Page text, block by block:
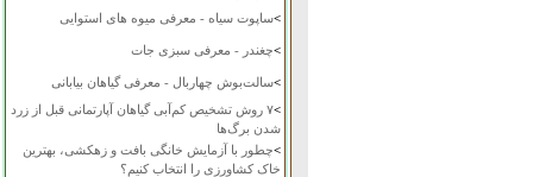
>ساپوت سیاه - معرفی میوه های استوایی
>چغندر - معرفی سبزی جات
>سالت‌بوش چهاربال - معرفی گیاهان بیابانی
>
۷ روش تشخیص کم‌آبی گیاهان آپارتمانی قبل از زرد
شدن برگ‌ها
>چطور با آزمایش خانگی بافت و زهکشی، بهترین
خاک کشاورزی را انتخاب کنیم؟